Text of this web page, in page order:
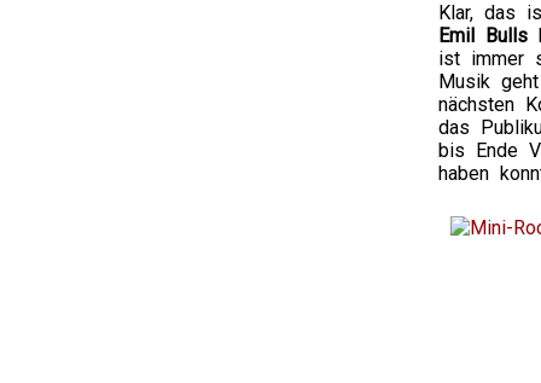
Klar, das
Emil Bulls
ist immer
Musik
nächsten
das
bis Ende
haben